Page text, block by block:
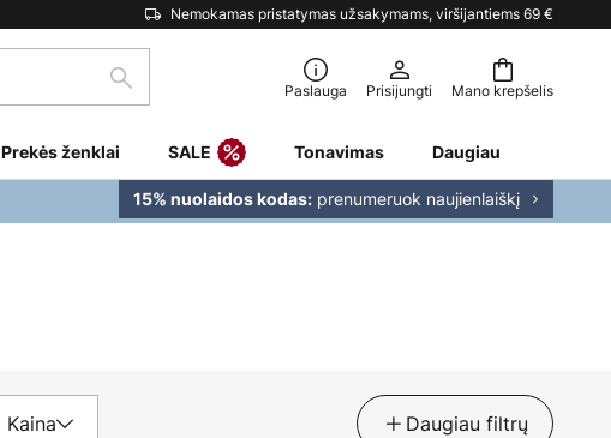
Nemokamas pristatymas užsakymams, viršijantiems 69 €
Mano krepšelis
Paieška Paslauga Prisijungti
Prekės ženklai SALE Tonavimas Daugiau
15% nuolaidos kodas: prenumeruok naujienlaiškį
Kaina Daugiau filtrų